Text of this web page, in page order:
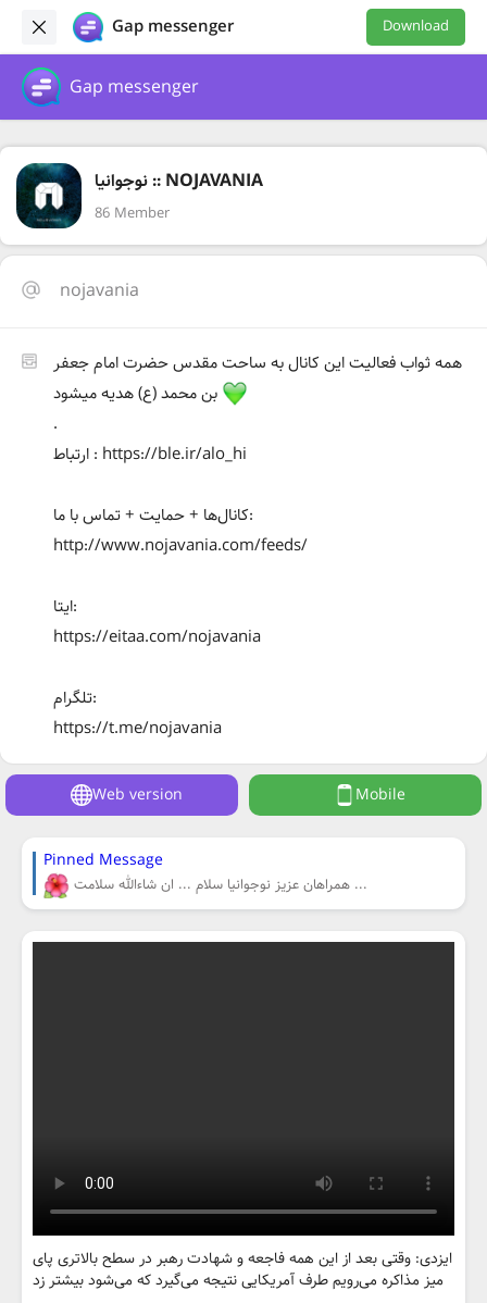
Gap messenger Download
Gap messenger
نوجوانیا :: NOJAVANIA
86 Member
nojavania
همه ثواب فعالیت این کانال به ساحت مقدس حضرت امام جعفر
بن محمد (ع) هدیه میشود
.
ارتباط : https://ble.ir/alo_hi
کانال‌ها + حمایت + تماس با ما:
http://www.nojavania.com/feeds/
ایتا:
https://eitaa.com/nojavania
تلگرام:
https://t.me/nojavania
Web version Mobile
Pinned Message
همراهان عزیز نوجوانیا سلام ... ان شاءالله سلامت ...
ایزدی: وقتی بعد از این همه فاجعه و شهادت رهبر در سطح بالاتری پای
میز مذاکره می‌رویم طرف آمریکایی نتیجه‌ می‌گیرد که می‌شود بیشتر زد